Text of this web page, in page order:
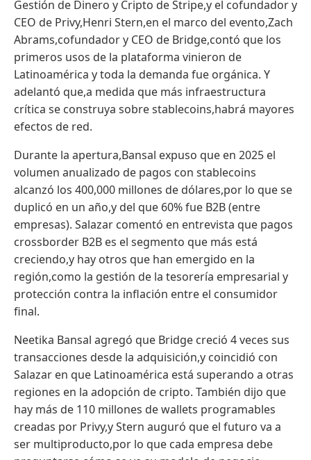
Gestión de Dinero y Cripto de Stripe,y el cofundador y
CEO de Privy,Henri Stern,en el marco del evento,Zach
Abrams,cofundador y CEO de Bridge,contó que los
primeros usos de la plataforma vinieron de
Latinoamérica y toda la demanda fue orgánica. Y
adelantó que,a medida que más infraestructura
crítica se construya sobre stablecoins,habrá mayores
efectos de red.
Durante la apertura,Bansal expuso que en 2025 el
volumen anualizado de pagos con stablecoins
alcanzó los 400,000 millones de dólares,por lo que se
duplicó en un año,y del que 60% fue B2B (entre
empresas). Salazar comentó en entrevista que pagos
crossborder B2B es el segmento que más está
creciendo,y hay otros que han emergido en la
región,como la gestión de la tesorería empresarial y
protección contra la inflación entre el consumidor
final.
Neetika Bansal agregó que Bridge creció 4 veces sus
transacciones desde la adquisición,y coincidió con
Salazar en que Latinoamérica está superando a otras
regiones en la adopción de cripto. También dijo que
hay más de 110 millones de wallets programables
creadas por Privy,y Stern auguró que el futuro va a
ser multiproducto,por lo que cada empresa debe